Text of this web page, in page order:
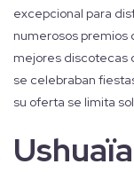
excepcional para
numerosos premios
mejores discotecas
se celebraban
su oferta se limita
Ushuaïa